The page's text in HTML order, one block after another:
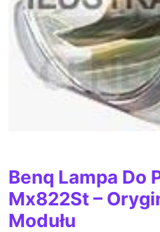
Benq Lampa Do
Mx822St –
Modułu